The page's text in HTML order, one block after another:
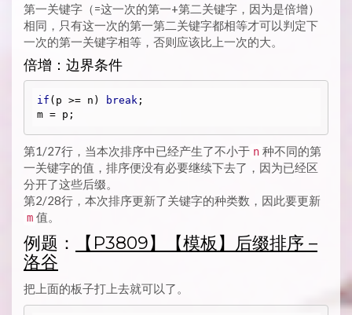
第一关键字（=这一次的第一+第二关键字，因为是倍增）
相同，只有这一次的第一第二关键字都相等才可以判定下
一次的第一关键字相等，否则应该比上一次的大。
倍增：边界条件
if (p >= n) break ;
第1/27行，当本次排序中已经产生了不小于 n 种不同的第
一关键字的值，排序便没有必要继续下去了，因为已经区
分开了这些后缀。
第2/28行，本次排序更新了关键字的种类数，因此要更新
m 值。
例题：
【P3809】【模板】后缀排序 –
洛谷
把上面的板子打上去就可以了。